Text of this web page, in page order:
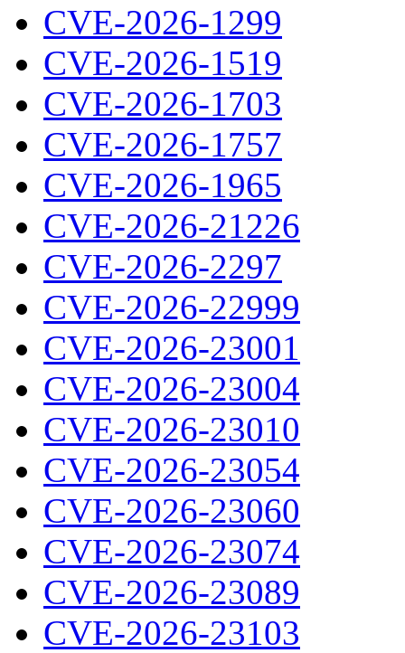
CVE-2026-1299
CVE-2026-1519
CVE-2026-1703
CVE-2026-1757
CVE-2026-1965
CVE-2026-21226
CVE-2026-2297
CVE-2026-22999
CVE-2026-23001
CVE-2026-23004
CVE-2026-23010
CVE-2026-23054
CVE-2026-23060
CVE-2026-23074
CVE-2026-23089
CVE-2026-23103